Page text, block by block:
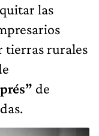
las
tierras rurales
de